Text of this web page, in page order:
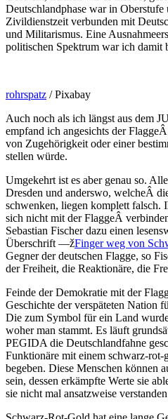
Deutschlandphase war in
Zivildienstzeit verbunden mit
und Militarismus. Eine
politischen Spektrum war ich damit
rohrspatz / Pixabay
Auch noch als ich längst aus dem
empfand ich angesichts der
von Zugehörigkeit oder einer
stellen würde.
Umgekehrt ist es aber genau so.
Dresden und anderswo, welcheÂ
schwenken, liegen komplett falsch.
sich nicht mit der FlaggeÂ
Sebastian Fischer dazu einen
Überschrift —žFinger weg von
Gegner der deutschen Flagge, so
der Freiheit, die Reaktionäre, die
Feinde der Demokratie mit der
Geschichte der verspäteten Nation
Die zum Symbol für ein Land
woher man stammt. Es läuft
PEGIDA die Deutschlandfahne
Funktionäre mit einem schwarz-
begeben. Diese Menschen können
sein, dessen erkämpfte Werte sie
sie nicht mal ansatzweise